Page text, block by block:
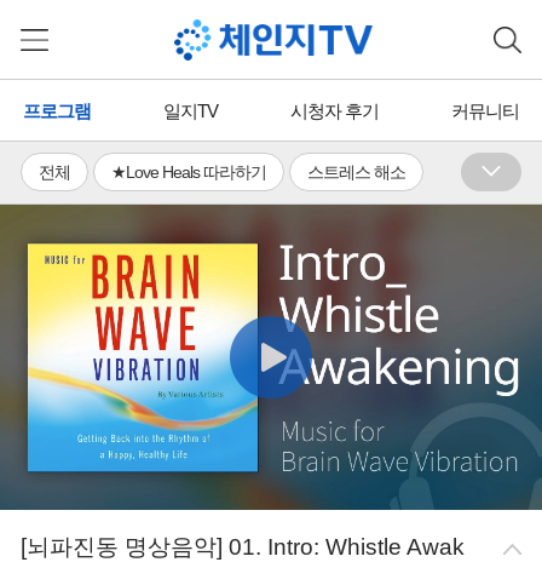
프로그램 일지TV 시청자 후기 커뮤니티
전체 ★Love Heals 따라하기 스트레스 해소
유연성 기르기 면역력 증진 통증 완화
의식 성장 단무도ㆍ국학기공 뇌활용ㆍ뇌교육
명상ㆍ호흡 국학TV 에너지 힐링 무료
유료 프리미엄 일지TV
[뇌파진동 명상음악] 01. Intro: Whistle Awak